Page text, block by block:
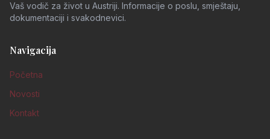
Vaš vodič za život u Austriji. Informacije o poslu, smještaju,
dokumentaciji i svakodnevici.
Navigacija
Početna
Novosti
Kontakt